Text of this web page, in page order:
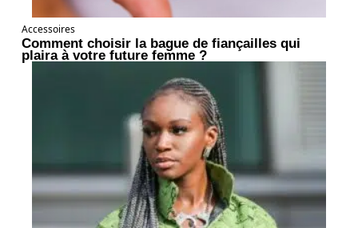
Accessoires
Comment choisir la bague de fiançailles qui
plaira à votre future femme ?